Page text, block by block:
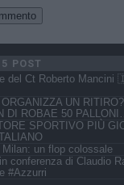
POST
del Ct Roberto
UN
DI ROBAE 50
SPORTIVO PIÙ
Milan: un flop colossale
conferenza di Claudio
#Azzurri